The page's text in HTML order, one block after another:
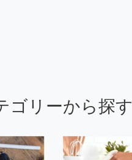
ゴリーから探す